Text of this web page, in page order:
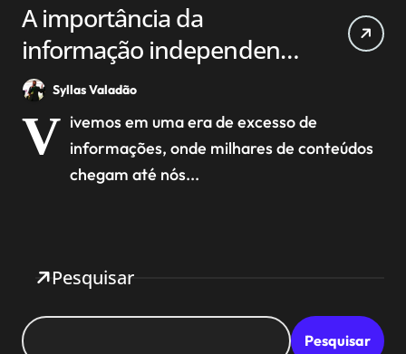
A importância da
informação independente
na sociedade atual
Syllas Valadão
V ivemos em uma era de excesso de
informações, onde milhares de conteúdos
chegam até nós...
Pesquisar
Pesquisar